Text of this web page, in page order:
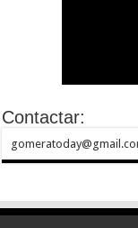
Contactar: